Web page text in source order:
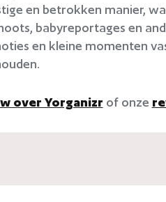
en betrokken manier,
babyreportages en
en kleine momenten
over Yorganizr of onze